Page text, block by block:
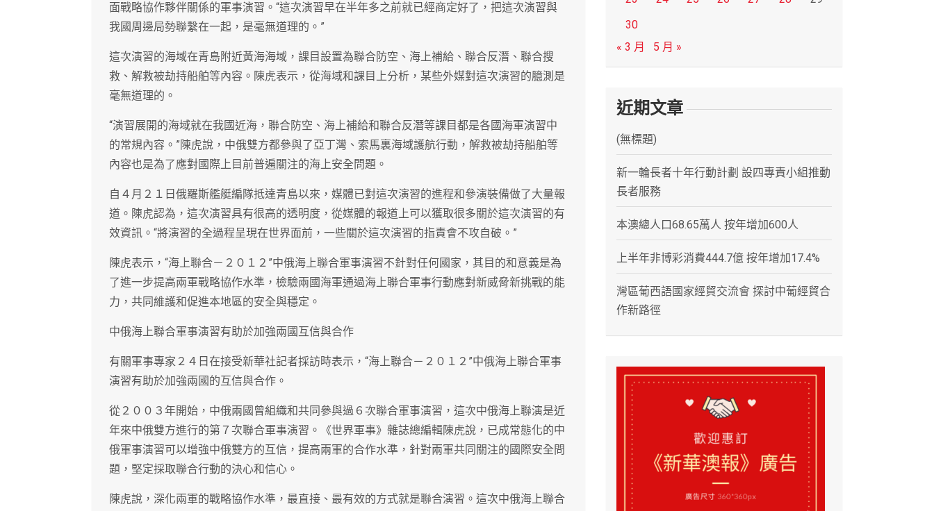
面戰略協作夥伴關係的軍事演習。“這次演習早在半年多之前就已經商定好了，把這次演習與
我國周邊局勢聯繫在一起，是毫無道理的。”
這次演習的海域在青島附近黃海海域，課目設置為聯合防空、海上補給、聯合反潛、聯合搜
救、解救被劫持船舶等內容。陳虎表示，從海域和課目上分析，某些外媒對這次演習的臆測是
毫無道理的。
“演習展開的海域就在我國近海，聯合防空、海上補給和聯合反潛等課目都是各國海軍演習中
的常規內容。”陳虎說，中俄雙方都參與了亞丁灣、索馬裏海域護航行動，解救被劫持船舶等
內容也是為了應對國際上目前普遍關注的海上安全問題。
自４月２１日俄羅斯艦艇編隊抵達青島以來，媒體已對這次演習的進程和參演裝備做了大量報
道。陳虎認為，這次演習具有很高的透明度，從媒體的報道上可以獲取很多關於這次演習的有
效資訊。“將演習的全過程呈現在世界面前，一些關於這次演習的指責會不攻自破。”
陳虎表示，“海上聯合－２０１２”中俄海上聯合軍事演習不針對任何國家，其目的和意義是為
了進一步提高兩軍戰略協作水準，檢驗兩國海軍通過海上聯合軍事行動應對新威脅新挑戰的能
力，共同維護和促進本地區的安全與穩定。
中俄海上聯合軍事演習有助於加強兩國互信與合作
有關軍事專家２４日在接受新華社記者採訪時表示，“海上聯合－２０１２”中俄海上聯合軍事
演習有助於加強兩國的互信與合作。
從２００３年開始，中俄兩國曾組織和共同參與過６次聯合軍事演習，這次中俄海上聯演是近
年來中俄雙方進行的第７次聯合軍事演習。《世界軍事》雜誌總編輯陳虎說，已成常態化的中
俄軍事演習可以增強中俄雙方的互信，提高兩軍的合作水準，針對兩軍共同關注的國際安全問
題，堅定採取聯合行動的決心和信心。
陳虎說，深化兩軍的戰略協作水準，最直接、最有效的方式就是聯合演習。這次中俄海上聯合
30
« 3 月
5 月 »
近期文章
(無標題)
新一輪長者十年行動計劃 設四專責小組推動
長者服務
本澳總人口68.65萬人 按年增加600人
上半年非博彩消費444.7億 按年增加17.4%
灣區葡西語國家經貿交流會 探討中葡經貿合
作新路徑